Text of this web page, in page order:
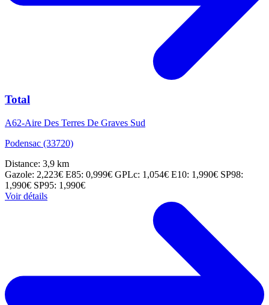
Total
A62-Aire Des Terres De Graves Sud
Podensac (33720)
Distance: 3,9 km
Gazole: 2,223€ E85: 0,999€ GPLc: 1,054€ E10: 1,990€ SP98:
1,990€ SP95: 1,990€
Voir détails